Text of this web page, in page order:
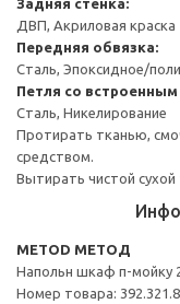
ДВП, Акриловая краска
Передняя обвязка:
Сталь, Эпоксидное/
Петля со
Сталь, Никелирование
Протирать тканью,
средством.
Вытирать чистой сухой
METOD МЕТОД
Напольн шкаф п-мойку
Номер товара: